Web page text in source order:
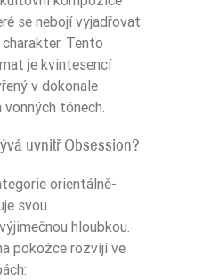
se nebojí vyjadřovat
Tento
je kvintesencí
v dokonale
vonných tónech.
uvnitř Obsession?
orientálně-
svou
hloubkou.
pokožce rozvíjí ve